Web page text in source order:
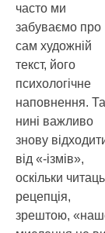
часто ми
забуваємо про
сам художній
текст, його
психологічне
наповнення.
нині важливо
знову
від «-ізмів»,
оскільки
рецепція,
зрештою,